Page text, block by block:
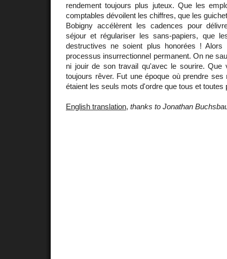
rendement toujours plus juteux. Que les
comptables dévoilent les chiffres, que les
Bobigny accélèrent les cadences pour
séjour et régulariser les sans-papiers, que
destructives ne soient plus honorées ! Alors
processus insurrectionnel permanent. On ne
ni jouir de son travail qu'avec le sourire. Que
toujours rêver. Fut une époque où prendre
étaient les seuls mots d'ordre que tous et toutes
English translation, thanks to Jonathan